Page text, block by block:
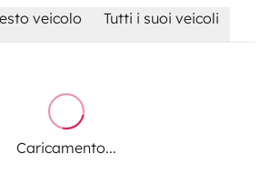
veicolo Tutti i suoi veicoli
Caricamento...